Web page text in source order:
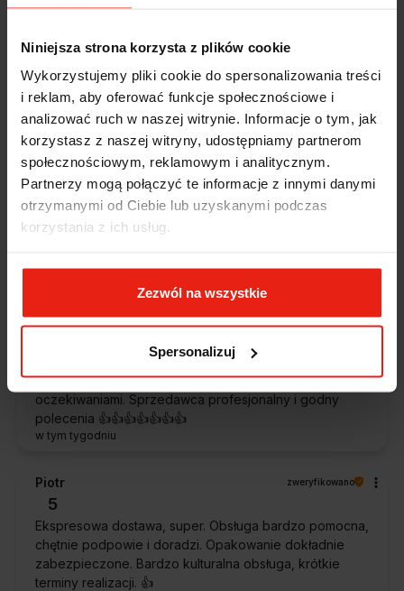
Niniejsza strona korzysta z plików cookie
Wykorzystujemy pliki cookie do spersonalizowania treści
i reklam, aby oferować funkcje społecznościowe i
analizować ruch w naszej witrynie. Informacje o tym, jak
korzystasz z naszej witryny, udostępniamy partnerom
społecznościowym, reklamowym i analitycznym.
Partnerzy mogą połączyć te informacje z innymi danymi
otrzymanymi od Ciebie lub uzyskanymi podczas
korzystania z ich usług.
Zezwól na wszystkie
Spersonalizuj
Marcin zweryfikowano
Polecam szybko sprawnie dobrze zapakowane
Zostałem świetnie obsłużony. Brawa dla pracowników.
w tym tygodniu
zweryfikowano
5
Jestem zaskoczona, że ta paczka dotarła do mnie tak
szybko. Paczka dotarła cała i zdrowa. Szybko,
klienta.
Ekspresowa realizacja zamówienia. Towar zgodny z
oczekiwaniami. Sprzedawca profesjonalny i godny
polecenia 👍️👍️👍️👍️👍️👍️👍️
w tym tygodniu
Piotr zweryfikowano
5
Ekspresowa dostawa, super. Obsługa bardzo pomocna,
chętnie podpowie i doradzi. Opakowanie dokładnie
zabezpieczone. Bardzo kulturalna obsługa, krótkie
terminy realizacji. 👍️